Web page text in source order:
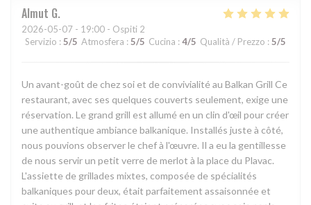
Almut G
2026-05-07 - 19:00 - Ospiti 2
Servizio : 5/5 Atmosfera : 5/5 Cucina : 4/5 Qualità / Prezzo : 5/5
Un avant-goût de chez soi et de convivialité au Balkan Grill Ce
restaurant, avec ses quelques couverts seulement, exige une
réservation. Le grand grill est allumé en un clin d'œil pour créer
une authentique ambiance balkanique. Installés juste à côté,
nous pouvions observer le chef à l'œuvre. Il a eu la gentillesse
de nous servir un petit verre de merlot à la place du Plavac.
L'assiette de grillades mixtes, composée de spécialités
balkaniques pour deux, était parfaitement assaisonnée et